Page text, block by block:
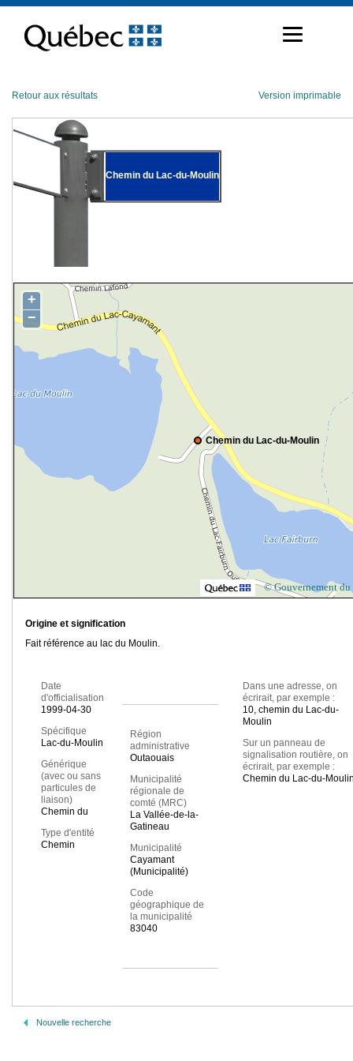
contenu
Retour aux résultats Version imprimable
Chemin du Lac-du-Moulin
Chemin du Lac-du-Moulin
+
−
© Gouvernement du
Origine et signification
Fait référence au lac du Moulin.
Date
d'officialisation
1999-04-30
Spécifique
Lac-du-Moulin
Générique
(avec ou sans
particules de
liaison)
Chemin du
Type d'entité
Chemin
Région
administrative
Outaouais
Municipalité
régionale de
comté (MRC)
La Vallée-de-la-
Gatineau
Municipalité
Cayamant
(Municipalité)
Code
géographique de
la municipalité
83040
Dans une adresse, on
écrirait, par exemple :
10, chemin du Lac-du-
Moulin
Sur un panneau de
signalisation routière, on
écrirait, par exemple :
Chemin du Lac-du-
Nouvelle recherche